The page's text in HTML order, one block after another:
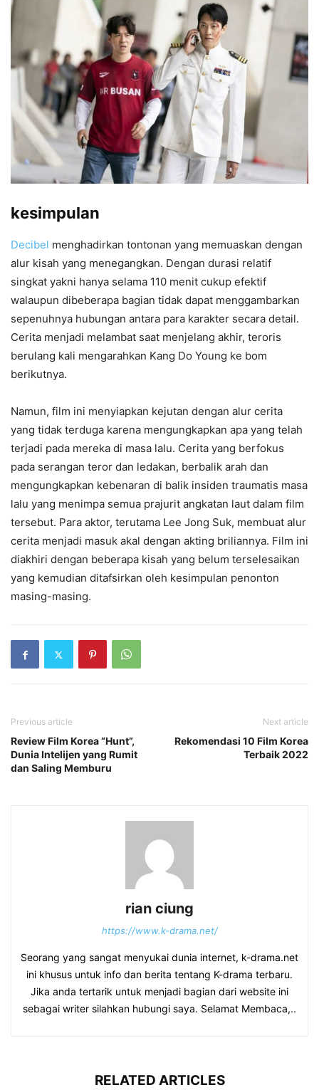
kesimpulan
Decibel menghadirkan tontonan yang memuaskan dengan
alur kisah yang menegangkan. Dengan durasi relatif
singkat yakni hanya selama 110 menit cukup efektif
walaupun dibeberapa bagian tidak dapat menggambarkan
sepenuhnya hubungan antara para karakter secara detail.
Cerita menjadi melambat saat menjelang akhir, teroris
berulang kali mengarahkan Kang Do Young ke bom
berikutnya.
Namun, film ini menyiapkan kejutan dengan alur cerita
yang tidak terduga karena mengungkapkan apa yang telah
terjadi pada mereka di masa lalu. Cerita yang berfokus
pada serangan teror dan ledakan, berbalik arah dan
mengungkapkan kebenaran di balik insiden traumatis masa
lalu yang menimpa semua prajurit angkatan laut dalam film
tersebut. Para aktor, terutama Lee Jong Suk, membuat alur
cerita menjadi masuk akal dengan akting briliannya. Film ini
diakhiri dengan beberapa kisah yang belum terselesaikan
yang kemudian ditafsirkan oleh kesimpulan penonton
masing-masing.
Previous article
Review Film Korea “Hunt”,
Dunia Intelijen yang Rumit
dan Saling Memburu
Next article
Rekomendasi 10 Film Korea
Terbaik 2022
rian ciung
https://www.k-drama.net/
Seorang yang sangat menyukai dunia internet, k-drama.net
ini khusus untuk info dan berita tentang K-drama terbaru.
Jika anda tertarik untuk menjadi bagian dari website ini
sebagai writer silahkan hubungi saya. Selamat Membaca,..
RELATED ARTICLES